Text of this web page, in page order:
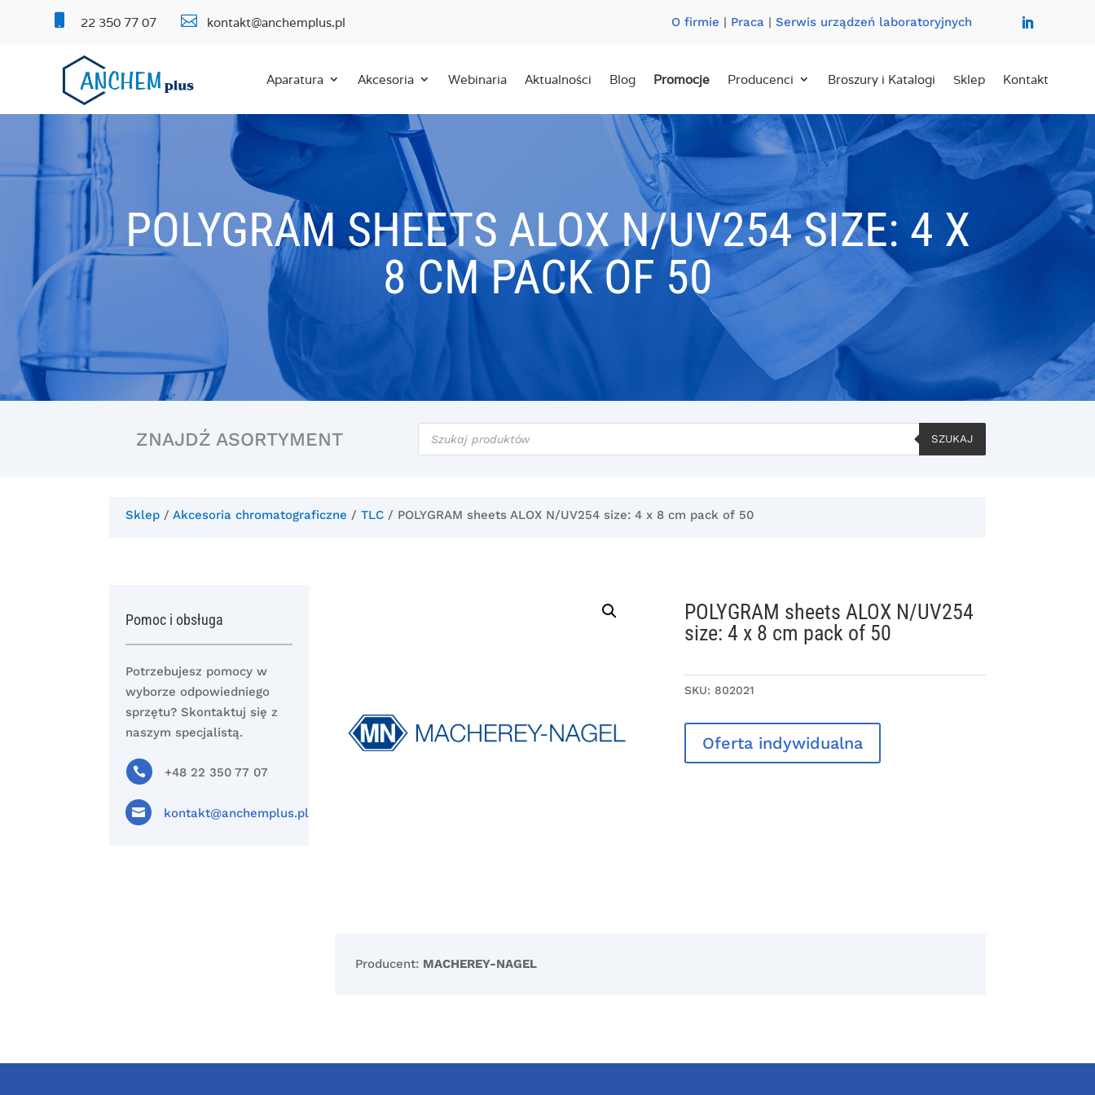
22 350 77 07  kontakt@anchemplus.pl O firmie | Praca| Serwis urządzeń laboratoryjnych
Aparatura Akcesoria Webinaria Aktualności Blog Promocje Producenci Broszury i Katalogi Sklep Kontakt
POLYGRAM SHEETS ALOX N/UV254 SIZE: 4 X
8 CM PACK OF 50
ZNAJDŹ ASORTYMENT
Wyszukiwarka
produktów
SZUKAJ
Sklep /Akcesoria chromatograficzne /TLC / POLYGRAM sheets ALOX N/UV254 size: 4 x 8 cm pack of 50
Pomoc i obsługa
Potrzebujesz pomocy w
wyborze odpowiedniego
sprzętu? Skontaktuj się z
naszym specjalistą.
 +48 22 350 77 07
 kontakt@anchemplus.pl
POLYGRAM sheets ALOX N/UV254
size: 4 x 8 cm pack of 50
SKU: 802021
Oferta indywidualna
Producent: MACHEREY-NAGEL